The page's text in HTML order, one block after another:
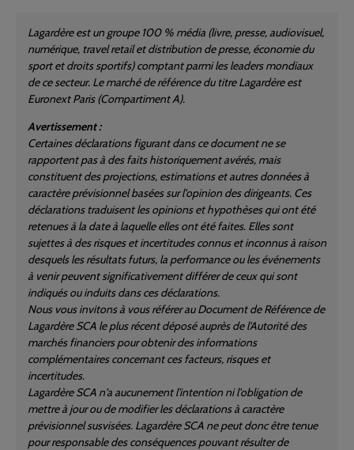
Lagardère est un groupe 100 % média (livre, presse, audiovisuel,
numérique, travel retail et distribution de presse, économie du
sport et droits sportifs) comptant parmi les leaders mondiaux
de ce secteur. Le marché de référence du titre Lagardère est
Euronext Paris (Compartiment A).
Avertissement :
Certaines déclarations figurant dans ce document ne se
rapportent pas à des faits historiquement avérés, mais
constituent des projections, estimations et autres données à
caractère prévisionnel basées sur l'opinion des dirigeants. Ces
déclarations traduisent les opinions et hypothèses qui ont été
retenues à la date à laquelle elles ont été faites. Elles sont
sujettes à des risques et incertitudes connus et inconnus à raison
desquels les résultats futurs, la performance ou les événements
à venir peuvent significativement différer de ceux qui sont
indiqués ou induits dans ces déclarations.
Nous vous invitons à vous référer au Document de Référence de
Lagardère SCA le plus récent déposé auprès de l'Autorité des
marchés financiers pour obtenir des informations
complémentaires concernant ces facteurs, risques et
incertitudes.
Lagardère SCA n'a aucunement l'intention ni l'obligation de
mettre à jour ou de modifier les déclarations à caractère
prévisionnel susvisées. Lagardère SCA ne peut donc être tenue
pour responsable des conséquences pouvant résulter de